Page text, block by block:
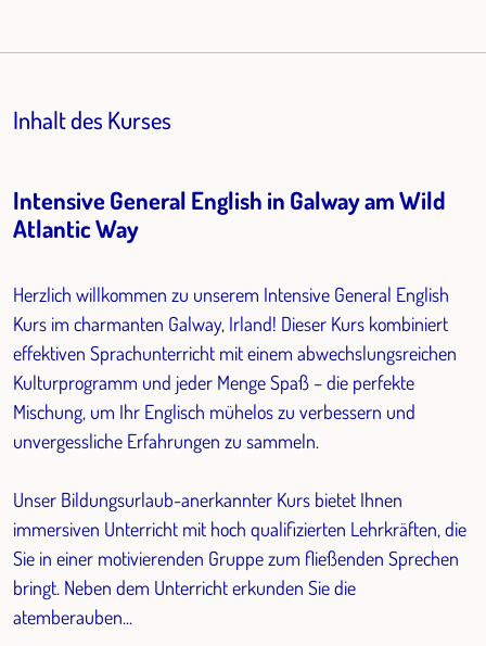
Inhalt des Kurses
Intensive General English in Galway am Wild
Atlantic Way
Herzlich willkommen zu unserem Intensive General English
Kurs im charmanten Galway, Irland! Dieser Kurs kombiniert
effektiven Sprachunterricht mit einem abwechslungsreichen
Kulturprogramm und jeder Menge Spaß – die perfekte
Mischung, um Ihr Englisch mühelos zu verbessern und
unvergessliche Erfahrungen zu sammeln.
Unser Bildungsurlaub-anerkannter Kurs bietet Ihnen
immersiven Unterricht mit hoch qualifizierten Lehrkräften, die
Sie in einer motivierenden Gruppe zum fließenden Sprechen
bringt. Neben dem Unterricht erkunden Sie die
atemberauben...